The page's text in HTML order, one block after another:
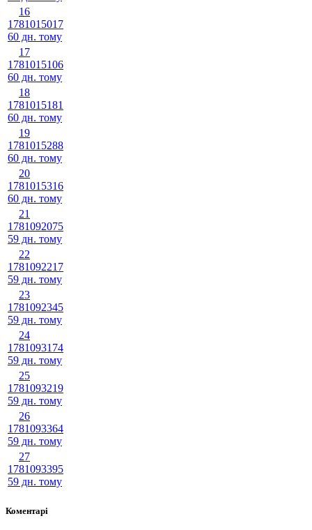
16
1781015017
60 дн. тому
17
1781015106
60 дн. тому
18
1781015181
60 дн. тому
19
1781015288
60 дн. тому
20
1781015316
60 дн. тому
21
1781092075
59 дн. тому
22
1781092217
59 дн. тому
23
1781092345
59 дн. тому
24
1781093174
59 дн. тому
25
1781093219
59 дн. тому
26
1781093364
59 дн. тому
27
1781093395
59 дн. тому
Коментарі